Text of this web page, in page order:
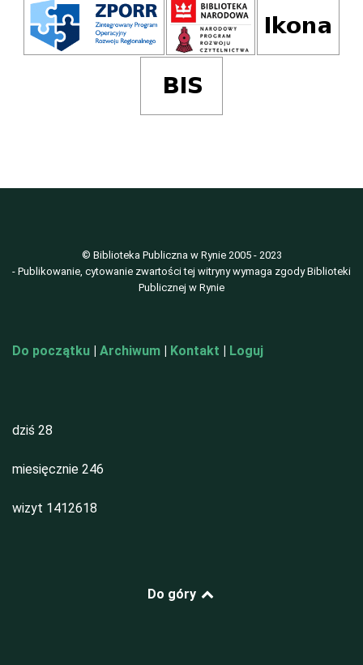
© Biblioteka Publiczna w Rynie 2005 - 2023
- Publikowanie, cytowanie zwartości tej witryny wymaga zgody Biblioteki
Publicznej w Rynie
Do początku | Archiwum | Kontakt | Loguj
dziś 28
miesięcznie 246
wizyt 1412618
Do góry